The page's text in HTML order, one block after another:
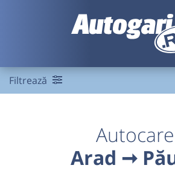
Filtrează
Autocare
Arad ➞